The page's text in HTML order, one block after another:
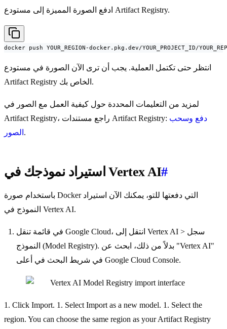
ادفع الصورة المميزة إلى مستودع Artifact Registry.
docker push YOUR_REGION-docker.pkg.dev/YOUR_PROJECT_ID/
انتظر حتى تكتمل العملية. يجب أن ترى الآن الصورة في مستودع
Artifact Registry الخاص بك.
لمزيد من التعليمات المحددة حول كيفية العمل مع الصور في
Artifact Registry، راجع مستندات Artifact Registry: دفع وسحب
الصور .
استيراد نموذجك في Vertex AI#
باستخدام صورة Docker التي دفعتها للتو، يمكنك الآن استيراد
النموذج في Vertex AI.
في قائمة تنقل Google Cloud، انتقل إلى Vertex AI > سجل
النموذج (Model Registry). بدلاً من ذلك، ابحث عن "Vertex AI"
في شريط البحث في أعلى Google Cloud Console.
1. Click Import. 1. Select Import as a new model. 1. Select the
region. You can choose the same region as your Artifact Registry